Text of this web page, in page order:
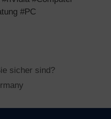
#PC
sicher sind?